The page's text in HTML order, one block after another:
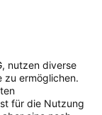
, nutzen diverse
zu ermöglichen.
für die Nutzung